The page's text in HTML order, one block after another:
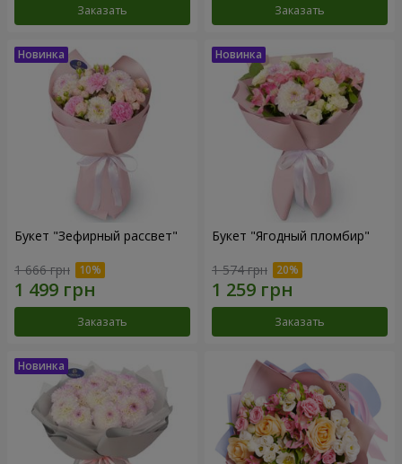
Заказать Заказать
Букет "Зефирный рассвет"
1 666 грн
Заказать
Букет "Ягодный пломбир"
1 574 грн
Заказать